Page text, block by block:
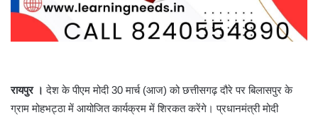
रायपुर । देश के पीएम मोदी 30 मार्च (आज) को छत्तीसगढ़ दौरे पर बिलासपुर के
ग्राम मोहभट्ठा में आयोजित कार्यक्रम में शिरकत करेंगे। प्रधानमंत्री मोदी